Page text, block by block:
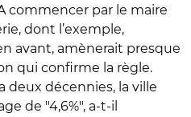
commencer par le maire
dont l’exemple,
avant, amènerait presque
qui confirme la règle.
deux décennies, la ville
de "4,6%", a-t-il